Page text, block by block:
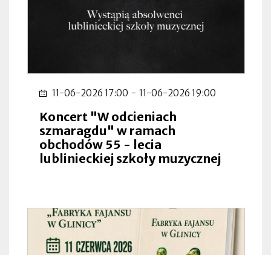
11-06-2026 17:00 - 11-06-2026 19:00
Koncert "W odcieniach
szmaragdu" w ramach
obchodów 55 - lecia
lublinieckiej szkoły muzycznej